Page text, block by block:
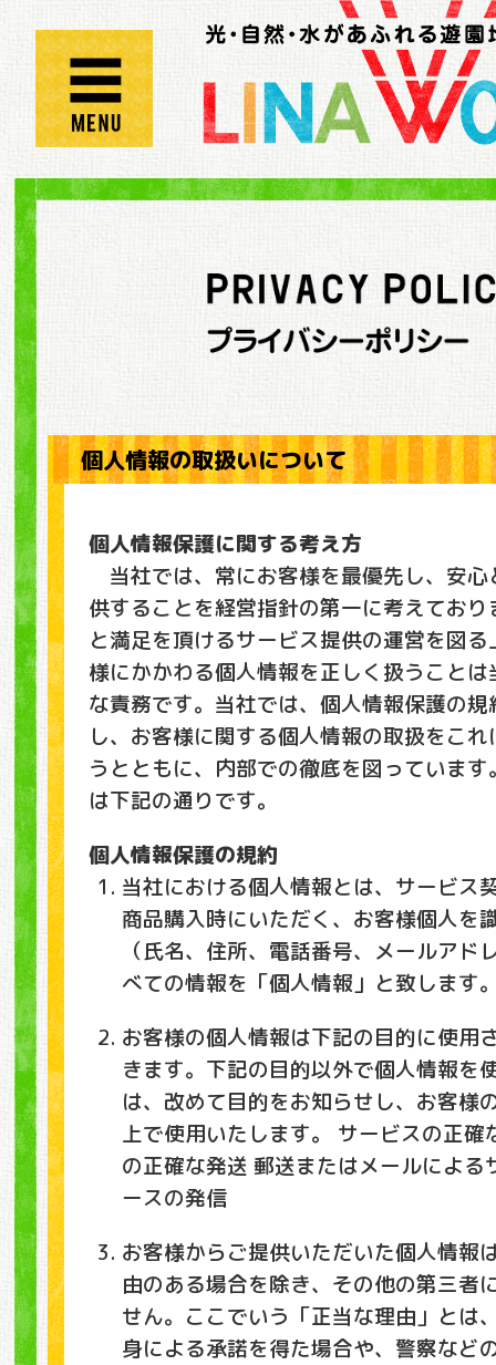
個人情報の取扱いについて
個人情報保護に関する考え方
当社では、常にお客様を最優先し、安心
供することを経営指針の第一に考えており
と満足を頂けるサービス提供の運営を図る
様にかかわる個人情報を正しく扱うことは
な責務です。当社では、個人情報保護の規
し、お客様に関する個人情報の取扱をこ
うとともに、内部での徹底を図っています
は下記の通りです。
個人情報保護の規約
当社における個人情報とは、サービス
商品購入時にいただく、お客様個人を
（氏名、住所、電話番号、メールアド
べての情報を「個人情報」と致します
お客様の個人情報は下記の目的に使用
きます。下記の目的以外で個人情報を
は、改めて目的をお知らせし、お客様
上で使用いたします。 サービスの正確
の正確な発送 郵送またはメールによる
ースの発信
お客様からご提供いただいた個人情報
由のある場合を除き、その他の第三者
せん。ここでいう「正当な理由」とは
身による承諾を得た場合や、警察など